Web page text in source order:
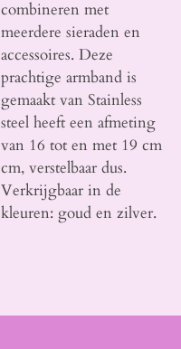
combineren met
meerdere sieraden en
accessoires. Deze
prachtige armband is
gemaakt van Stainless
steel heeft een afmeting
van 16 tot en met 19 cm
cm, verstelbaar dus.
Verkrijgbaar in de
kleuren: goud en zilver.